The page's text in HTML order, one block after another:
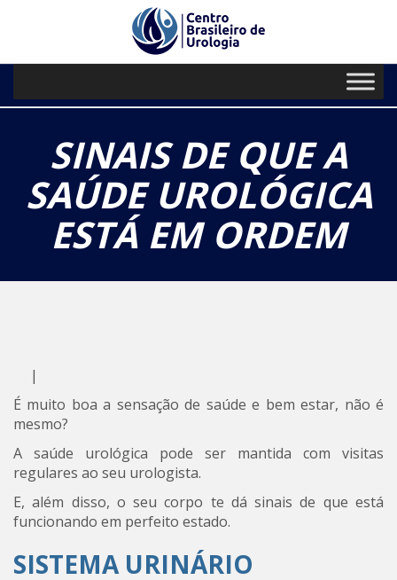
// Paste your Google Analytics code
PRIMARY
MENU
content
SINAIS DE QUE A
SAÚDE UROLÓGICA
ESTÁ EM ORDEM
|
É muito boa a sensação de saúde e bem estar, não é
mesmo?
A saúde urológica pode ser mantida com visitas
regulares ao seu urologista.
E, além disso, o seu corpo te dá sinais de que está
funcionando em perfeito estado.
SISTEMA URINÁRIO